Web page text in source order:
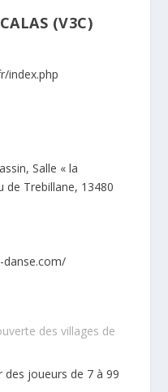
(V3C)
index.php
Salle « la
de Trebillane, 13480
des villages de
des joueurs de 7 à 99